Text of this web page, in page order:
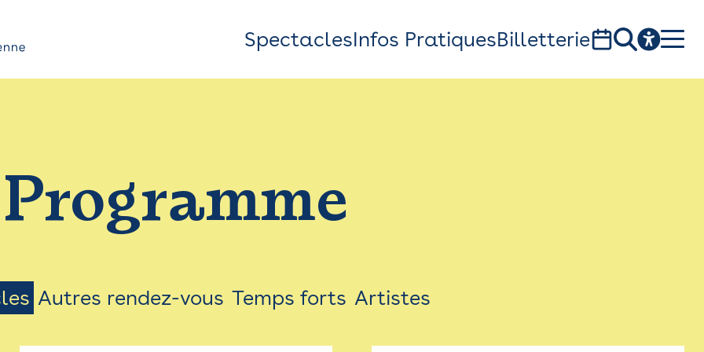
Top
Bar
Menu
SpectaclesInfos PratiquesBilletterie
1, av. du Chateau d'eau - 31300 Toulouse
Programme
Autres rendez-vous Temps forts Artistes